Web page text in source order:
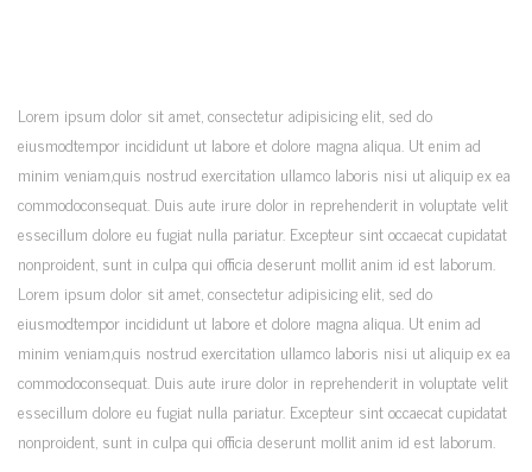
Lorem ipsum dolor sit amet, consectetur adipisicing elit, sed do
eiusmodtempor incididunt ut labore et dolore magna aliqua. Ut enim ad
minim veniam,quis nostrud exercitation ullamco laboris nisi ut aliquip ex ea
commodoconsequat. Duis aute irure dolor in reprehenderit in voluptate velit
essecillum dolore eu fugiat nulla pariatur. Excepteur sint occaecat cupidatat
nonproident, sunt in culpa qui officia deserunt mollit anim id est laborum.
Lorem ipsum dolor sit amet, consectetur adipisicing elit, sed do
eiusmodtempor incididunt ut labore et dolore magna aliqua. Ut enim ad
minim veniam,quis nostrud exercitation ullamco laboris nisi ut aliquip ex ea
commodoconsequat. Duis aute irure dolor in reprehenderit in voluptate velit
essecillum dolore eu fugiat nulla pariatur. Excepteur sint occaecat cupidatat
nonproident, sunt in culpa qui officia deserunt mollit anim id est laborum.